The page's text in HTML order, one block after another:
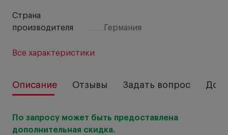
Страна
производителя
Германия
Все характеристики
Описание Отзывы Задать вопрос
По запросу может быть предоставлена
дополнительная скидка.